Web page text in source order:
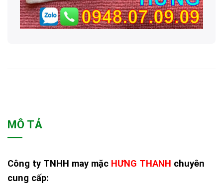
MÔ TẢ
Công ty TNHH may mặc HƯNG THANH chuyên
cung cấp: